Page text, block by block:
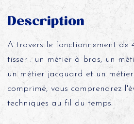
Description
A travers le fonctionnement de
tisser : un métier à bras, un
un métier jacquard et un
comprimé, vous comprendrez
techniques au fil du temps.